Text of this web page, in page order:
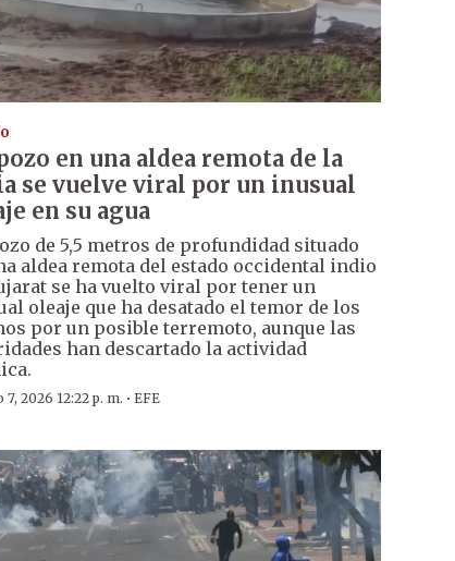
en una aldea remota de la
se vuelve viral por un inusual
en su agua
de 5,5 metros de profundidad situado
aldea remota del estado occidental indio
se ha vuelto viral por tener un
oleaje que ha desatado el temor de los
por un posible terremoto, aunque las
han descartado la actividad
7, 2026 12:22 p. m. · EFE